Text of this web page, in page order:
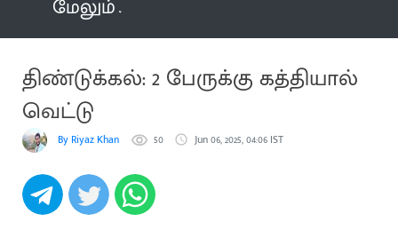
மேலும்
திண்டுக்கல்: 2 பேருக்கு கத்தியால்
வெட்டு
By Riyaz Khan 50 Jun 06, 2025, 04:06 IST